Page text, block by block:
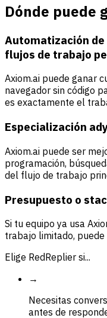
Dónde puede
Automatización de
flujos de trabajo
Axiom.ai puede ganar
navegador sin código
es exactamente el
Especialización
Axiom.ai puede ser
programación,
del flujo de trabajo
Presupuesto o
Si tu equipo ya usa
trabajo limitado, puede
Elige RedReplier si...
→
Necesitas
antes de